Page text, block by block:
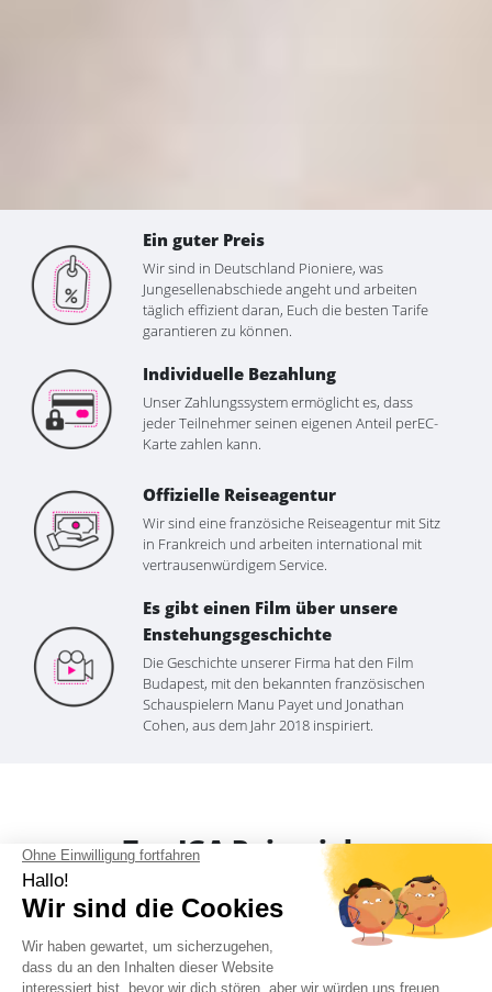
Ein guter Preis
Wir sind in Deutschland Pioniere, was
Jungesellenabschiede angeht und arbeiten
täglich effizient daran, Euch die besten Tarife
garantieren zu können.
Individuelle Bezahlung
Unser Zahlungssystem ermöglicht es, dass
jeder Teilnehmer seinen eigenen Anteil perEC-
Karte zahlen kann.
Offizielle Reiseagentur
Wir sind eine französiche Reiseagentur mit Sitz
in Frankreich und arbeiten international mit
vertrausenwürdigem Service.
Es gibt einen Film über unsere
Enstehungsgeschichte
Die Geschichte unserer Firma hat den Film
Budapest, mit den bekannten französischen
Schauspielern Manu Payet und Jonathan
Cohen, aus dem Jahr 2018 inspiriert.
Top JGA Reiseziele
Entdeckt unsere Top-Reiseziele für euren
Junggesellen/Jungesellinnenabschied
Mit den 77 Reisezielen europaweit werdet Ihr die